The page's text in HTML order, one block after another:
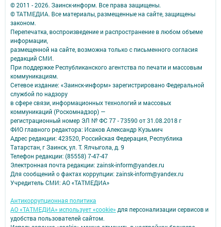
© 2011 - 2026. Заинск-информ. Все права защищены.
© ТАТМЕДИА. Все материалы, размещенные на сайте, защищены
законом.
Перепечатка, воспроизведение и распространение в любом объеме
информации,
размещенной на сайте, возможна только с письменного согласия
редакций СМИ.
При поддержке Республиканского агентства по печати и массовым
коммуникациям.
Сетевое издание: «Заинск-информ» зарегистрировано Федеральной
службой по надзору
в сфере связи, информационных технологий и массовых
коммуникаций (Роскомнадзор) —
регистрационный номер ЭЛ № ФС 77 - 73590 от 31.08.2018 г
ФИО главного редактора: Исаков Александр Кузьмич
Адрес редакции: 423520, Российская Федерация, Республика
Татарстан, г Заинск, ул. Т. Ялчыгола, д. 9
Телефон редакции: (85558) 7-47-47
Электронная почта редакции: zainsk-inform@yandex.ru
Для сообщений о фактах коррупции: zainsk-inform@yandex.ru
Учредитель СМИ: АО «ТАТМЕДИА»
Антикоррупционная политика
АО «ТАТМЕДИА» использует «cookie» для персонализации сервисов и
удобства пользователей сайтом.